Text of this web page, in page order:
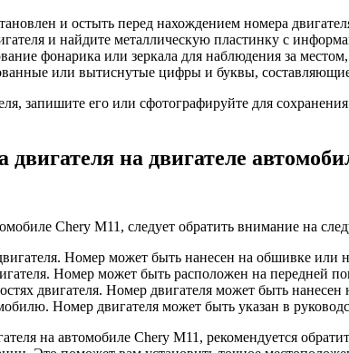
и остыть перед нахождением номера
и найдите металлическую пластинку с
фонарика или зеркала для наблюдения за
или вытиснутые цифры и буквы,
запишите его или сфотографируйте для
на двигателе
Chery M11, следует обратить внимание на
Номер может быть нанесен на обшивке или
Номер может быть расположен на передней
двигателя. Номер двигателя может быть
Номер двигателя может быть указан в
на автомобиле Chery M11, рекомендуется